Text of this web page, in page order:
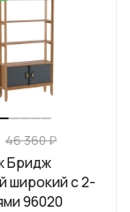
46 360 ₽
Бридж
широкий с 2-
96020